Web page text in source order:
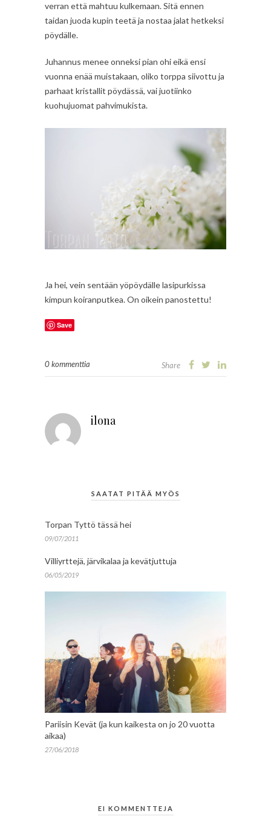
verran että mahtuu kulkemaan. Sitä ennen
taidan juoda kupin teetä ja nostaa jalat hetkeksi
pöydälle.
Juhannus menee onneksi pian ohi eikä ensi
vuonna enää muistakaan, oliko torppa siivottu ja
parhaat kristallit pöydässä, vai juotiinko
kuohujuomat pahvimukista.
Ja hei, vein sentään yöpöydälle lasipurkissa
kimpun koiranputkea. On oikein panostettu!
Save
0 kommenttia Share
ilona
SAATAT PITÄÄ MYÖS
Torpan Tyttö tässä hei
09/07/2011
Villiyrttejä, järvikalaa ja kevätjuttuja
06/05/2019
Pariisin Kevät (ja kun kaikesta on jo 20 vuotta
aikaa)
27/06/2018
EI KOMMENTTEJA